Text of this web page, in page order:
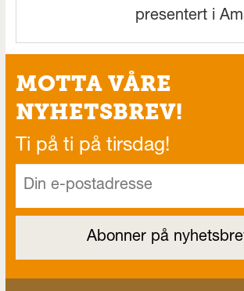
presentert i
MOTTA VÅRE
NYHETSBREV!
Ti på ti på tirsdag!